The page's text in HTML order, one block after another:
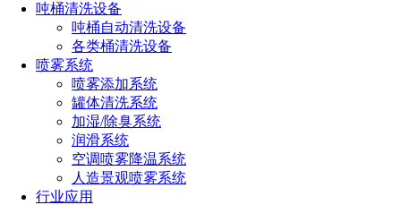
吨桶清洗设备
吨桶自动清洗设备
各类桶清洗设备
喷雾系统
喷雾添加系统
罐体清洗系统
加湿/除臭系统
润滑系统
空调喷雾降温系统
人造景观喷雾系统
行业应用
191-1929-8456
热门文章
罐体清洗好工具
罐内清洗器的工作原理及应用行业
脱模剂自动喷雾系统
长原反应釜搅拌清洗设备｜自动化高压水射流清洗系统